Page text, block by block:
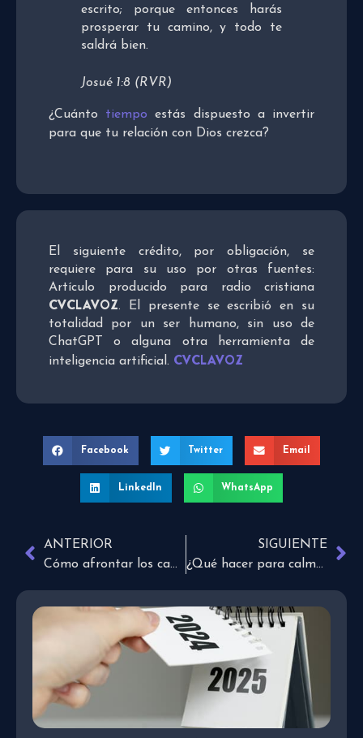
escrito; porque entonces harás
prosperar tu camino, y todo te
saldrá bien.
Josué 1:8 (RVR)
¿Cuánto tiempo estás dispuesto a invertir
para que tu relación con Dios crezca?
El siguiente crédito, por obligación, se
requiere para su uso por otras fuentes:
Artículo producido para radio cristiana
CVCLAVOZ. El presente se escribió en su
totalidad por un ser humano, sin uso de
ChatGPT o alguna otra herramienta de
inteligencia artificial. CVCLAVOZ
Facebook Twitter Email
LinkedIn WhatsApp
ANTERIOR
Cómo afrontar los cambios en nuestras vidas
SIGUIENTE
¿Qué hacer para calmar al niño con autismo en crisis?